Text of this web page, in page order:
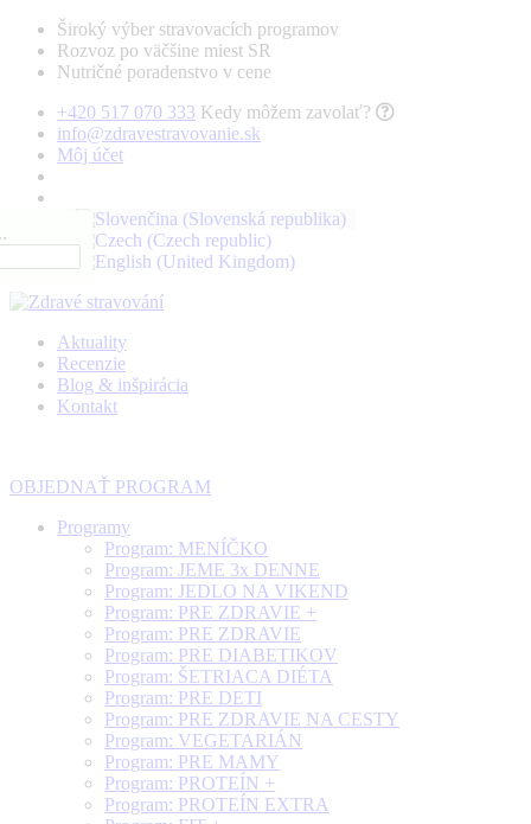
Široký výber stravovacích programov
Rozvoz po väčšine miest SR
Nutričné poradenstvo v cene
+420 517 070 333 Kedy môžem zavolať?
info@zdravestravovanie.sk
Môj účet
Aktuality
Recenzie
Blog & inšpirácia
Kontakt
OBJEDNAŤ PROGRAM
Programy
Program: MENÍČKO
Program: JEME 3x DENNE
Program: JEDLO NA VIKEND
Program: PRE ZDRAVIE +
Program: PRE ZDRAVIE
Program: PRE DIABETIKOV
Program: ŠETRIACA DIÉTA
Program: PRE DETI
Program: PRE ZDRAVIE NA CESTY
Program: VEGETARIÁN
Program: PRE MAMY
Program: PROTEÍN +
Program: PROTEÍN EXTRA